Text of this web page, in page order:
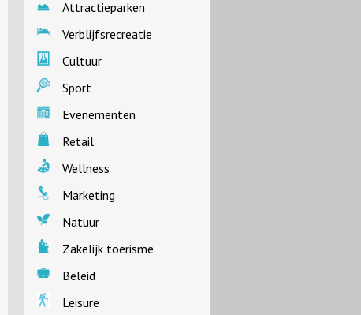
Attractieparken
Verblijfsrecreatie
Cultuur
Sport
Evenementen
Retail
Wellness
Marketing
Natuur
Zakelijk toerisme
Beleid
Leisure